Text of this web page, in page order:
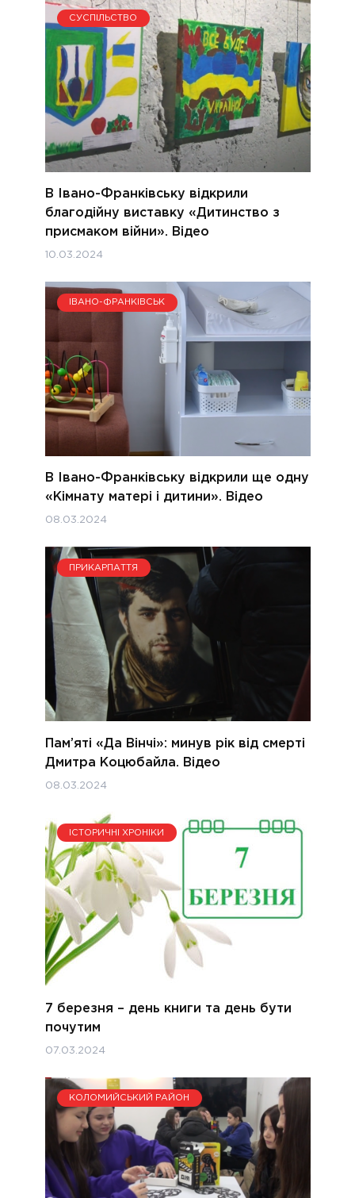
СУСПІЛЬСТВО
В Івано-Франківську відкрили
благодійну виставку «Дитинство з
присмаком війни». Відео
10.03.2024
ІВАНО-ФРАНКІВСЬК
В Івано-Франківську відкрили ще одну
«Кімнату матері і дитини». Відео
08.03.2024
ПРИКАРПАТТЯ
Пам’яті «Да Вінчі»: минув рік від смерті
Дмитра Коцюбайла. Відео
08.03.2024
ІСТОРИЧНІ ХРОНІКИ
7 березня – день книги та день бути
почутим
07.03.2024
КОЛОМИЙСЬКИЙ РАЙОН